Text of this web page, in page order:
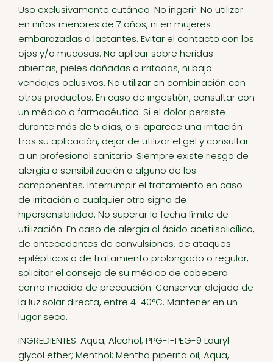
Uso exclusivamente cutáneo. No ingerir. No utilizar
en niños menores de 7 años, ni en mujeres
embarazadas o lactantes. Evitar el contacto con los
ojos y/o mucosas. No aplicar sobre heridas
abiertas, pieles dañadas o irritadas, ni bajo
vendajes oclusivos. No utilizar en combinación con
otros productos. En caso de ingestión, consultar con
un médico o farmacéutico. Si el dolor persiste
durante más de 5 días, o si aparece una irritación
tras su aplicación, dejar de utilizar el gel y consultar
a un profesional sanitario. Siempre existe riesgo de
alergia o sensibilización a alguno de los
componentes. Interrumpir el tratamiento en caso
de irritación o cualquier otro signo de
hipersensibilidad. No superar la fecha límite de
utilización. En caso de alergia al ácido acetilsalicílico,
de antecedentes de convulsiones, de ataques
epilépticos o de tratamiento prolongado o regular,
solicitar el consejo de su médico de cabecera
como medida de precaución. Conservar alejado de
la luz solar directa, entre 4-40°C. Mantener en un
lugar seco.
INGREDIENTES: Aqua; Alcohol; PPG-1-PEG-9 Lauryl
glycol ether; Menthol; Mentha piperita oil; Aqua,